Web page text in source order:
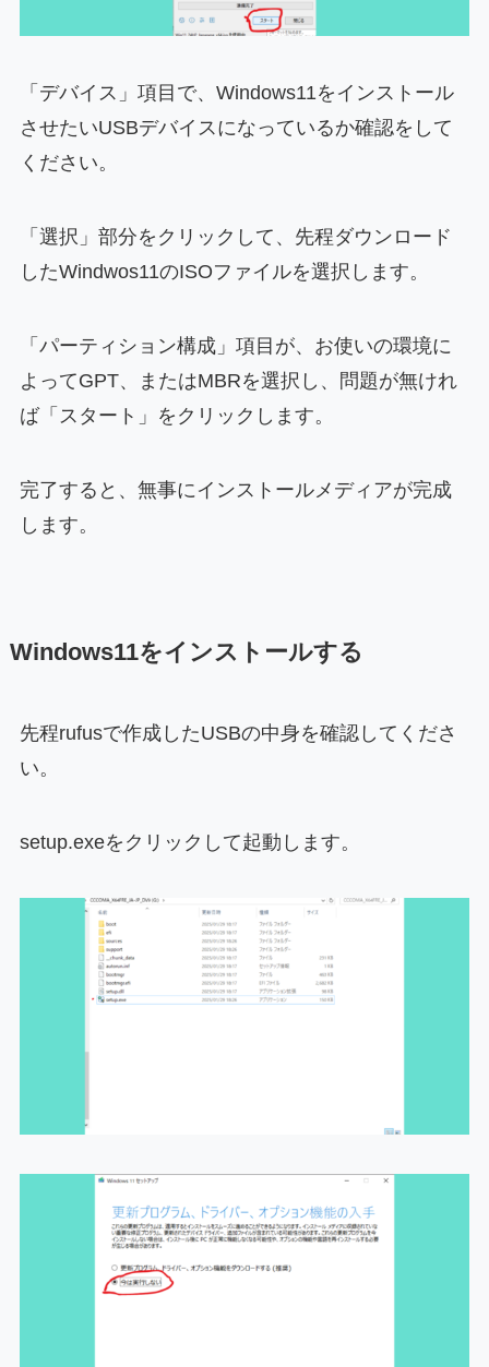
「デバイス」項目で、Windows11をインストール
させたいUSBデバイスになっているか確認をして
ください。
「選択」部分をクリックして、先程ダウンロード
したWindwos11のISOファイルを選択します。
「パーティション構成」項目が、お使いの環境に
よってGPT、またはMBRを選択し、問題が無けれ
ば「スタート」をクリックします。
完了すると、無事にインストールメディアが完成
します。
Windows11をインストールする
先程rufusで作成したUSBの中身を確認してくださ
い。
setup.exeをクリックして起動します。